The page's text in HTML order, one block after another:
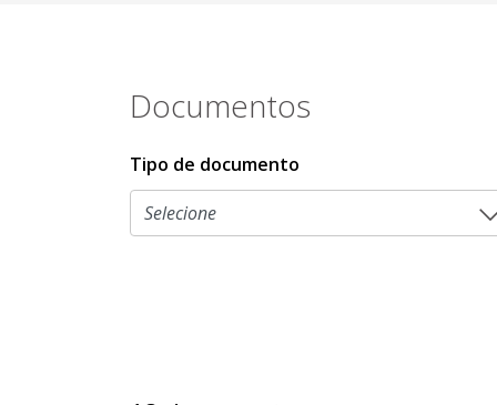
Documentos
Tipo de documento